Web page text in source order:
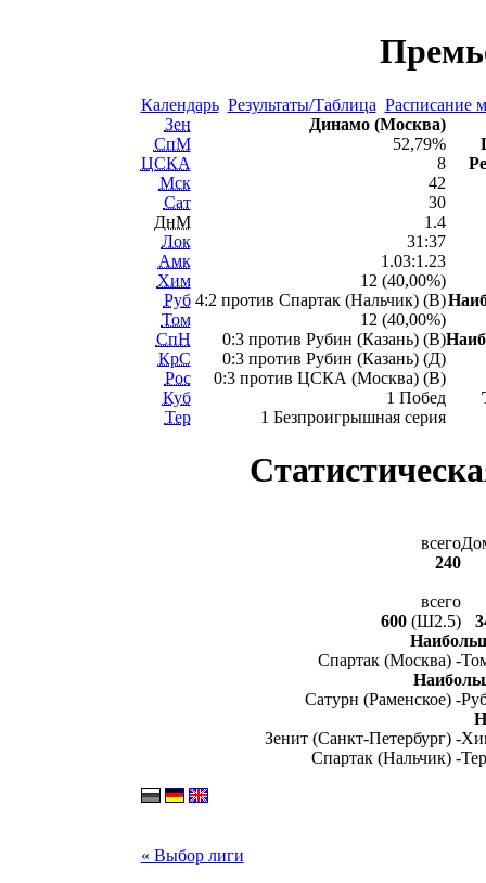
Календарь Результаты/Таблица Расписание
Зен
СпМ
ЦСКА
Мск
Сат
ДнМ
Лок
Амк
Хим
Руб
Том
СпН
КрС
Рос
Куб
Тер
Динамо (Москва)
52,79%
8
42
30
1.4
31:37
1.03:1.23
12 (40,00%)
4:2 против Спартак (Нальчик) (В)
12 (40,00%)
0:3 против Рубин (Казань) (В)
0:3 против Рубин (Казань) (Д)
0:3 против ЦСКА (Москва) (В)
1 Побед
1 Безпроигрышная серия
всего
240
всего
600(Ш2.5)
Спартак (Москва) -
Сатурн (Раменское) -
Зенит (Санкт-Петербург) -
Спартак (Нальчик) -
« Выбор лиги